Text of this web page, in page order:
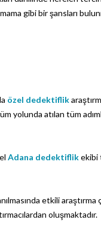
gibi bir şansları
özel dedektiflik
yolunda atılan tüm
Adana dedektiflikekibi
etkili araştırma
oluşmaktadır.